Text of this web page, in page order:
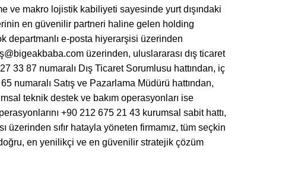
ve makro lojistik kabiliyeti sayesinde yurt dışındaki
en güvenilir partneri haline gelen holding
departmanlı e-posta hiyerarşisi üzerinden
üzerinden, uluslararası dış ticaret
33 87 numaralı Dış Ticaret Sorumlusu hattından, iç
numaralı Satış ve Pazarlama Müdürü hattından,
teknik destek ve bakım operasyonları ise
+90 212 675 21 43 kurumsal sabit hattı,
sıfır hatayla yöneten firmamız, tüm seçkin
en yenilikçi ve en güvenilir stratejik çözüm